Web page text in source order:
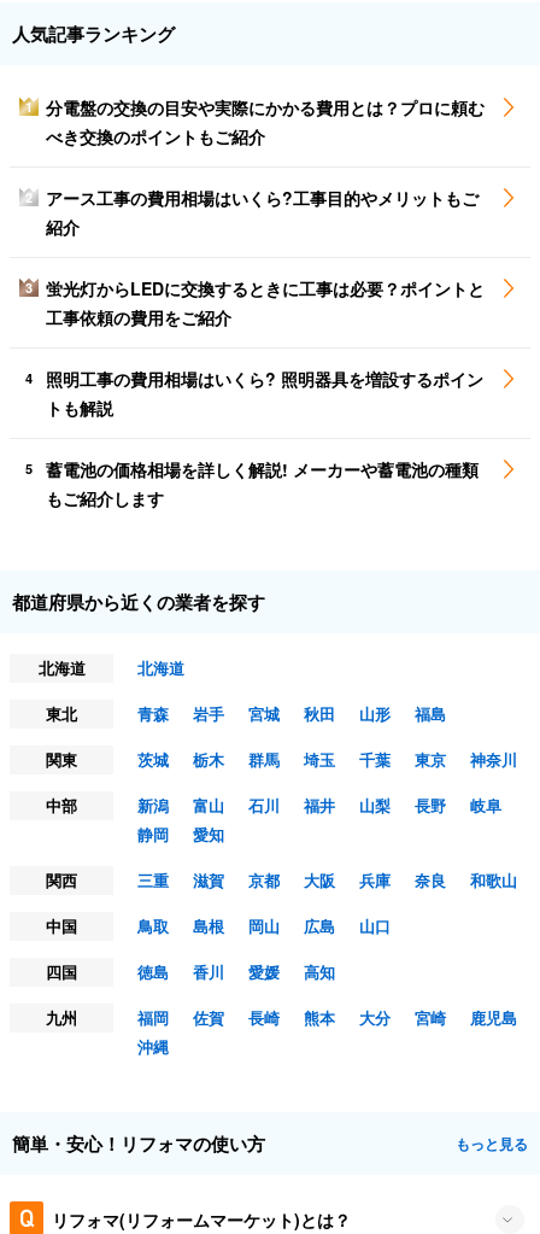
人気記事ランキング
1
分電盤の交換の目安や実際にかかる費用とは？プロに頼む
べき交換のポイントもご紹介
2
アース工事の費用相場はいくら?工事目的やメリットもご
紹介
3
蛍光灯からLEDに交換するときに工事は必要？ポイントと
工事依頼の費用をご紹介
4
照明工事の費用相場はいくら? 照明器具を増設するポイン
トも解説
5
蓄電池の価格相場を詳しく解説! メーカーや蓄電池の種類
もご紹介します
都道府県から近くの業者を探す
北海道
北海道
東北
青森 岩手 宮城 秋田 山形
福島
関東
茨城 栃木 群馬 埼玉 千葉 東京
神奈川
中部
新潟 富山 石川 福井 山梨 長野
岐阜
静岡
愛知
関西
三重 滋賀 京都 大阪 兵庫 奈良
和歌山
中国
鳥取 島根 岡山 広島
山口
四国
徳島 香川 愛媛
高知
九州
福岡 佐賀 長崎 熊本 大分 宮崎
鹿児島
沖縄
簡単・安心！リフォマの使い方 もっと見る
リフォマ(リフォームマーケット)とは？